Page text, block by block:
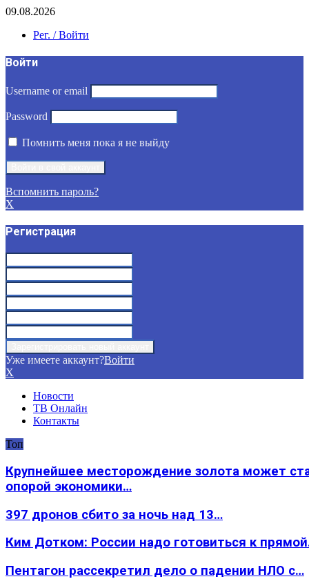
09.08.2026
Рег. / Войти
Войти
Username or email
Password
Помнить меня пока я не выйду
Вспомнить пароль?
X
Регистрация
Уже имеете аккаунт?Войти
X
Новости
ТВ Онлайн
Контакты
Топ
Крупнейшее месторождение золота может
опорой экономики…
397 дронов сбито за ночь над 13…
Ким Дотком: России надо готовиться к
Пентагон рассекретил дело о падении НЛО с…